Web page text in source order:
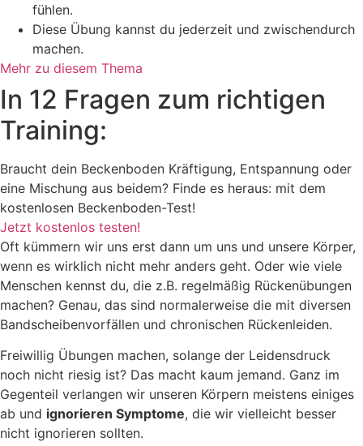
fühlen.
Diese Übung kannst du jederzeit und zwischendurch
machen.
Mehr zu diesem Thema
In 12 Fragen zum richtigen
Training:
Braucht dein Beckenboden Kräftigung, Entspannung oder
eine Mischung aus beidem? Finde es heraus: mit dem
kostenlosen Beckenboden-Test!
Jetzt kostenlos testen!
Oft kümmern wir uns erst dann um uns und unsere Körper,
wenn es wirklich nicht mehr anders geht. Oder wie viele
Menschen kennst du, die z.B. regelmäßig Rückenübungen
machen? Genau, das sind normalerweise die mit diversen
Bandscheibenvorfällen und chronischen Rückenleiden.
Freiwillig Übungen machen, solange der Leidensdruck
noch nicht riesig ist? Das macht kaum jemand. Ganz im
Gegenteil verlangen wir unseren Körpern meistens einiges
ab und ignorieren Symptome, die wir vielleicht besser
nicht ignorieren sollten.